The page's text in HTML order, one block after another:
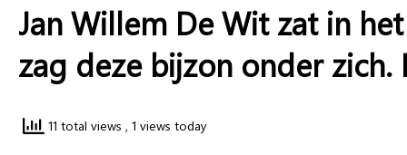
Jan Willem De Wit zat in
zag deze bijzon onder
11 total views , 1 views today